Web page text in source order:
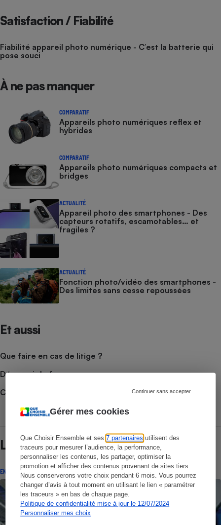
Gérer mes cookies
Que Choisir Ensemble et ses7 partenaires utilisent des
traceurs pour mesurer l’audience, la performance,
personnaliser les contenus, les partager, optimiser la
promotion et afficher des contenus provenant de sites tiers.
Nous conserverons votre choix pendant 6 mois. Vous pourrez
changer d’avis à tout moment en utilisant le lien « paramétrer
les traceurs » en bas de chaque page.
Politique de confidentialité mise à jour le 12/07/2024
Personnaliser mes choix
Continuer sans accepter
Satisfaction / Fiabilité
Fiabilité appareil photo numérique - C’est la batterie qui
pose souci
À ne pas manquer
COMPARATIF
Appareils photo numériques reflex et
hybrides
COMPARATIF
Appareils photo numériques compacts et
bridges
ACTUALITÉ
Appareil photo des smartphones - Des
capteurs rotatifs, escamotables… et
fragiles ?
ACTUALITÉ
Fonction photo/vidéo des smartphones -
Des limites sans cesse repoussées
Et aussi
Que faire en cas de litige ?
Découvrir le forum
Consulter nos Conseils
Lire aussi
ENQUÊTE